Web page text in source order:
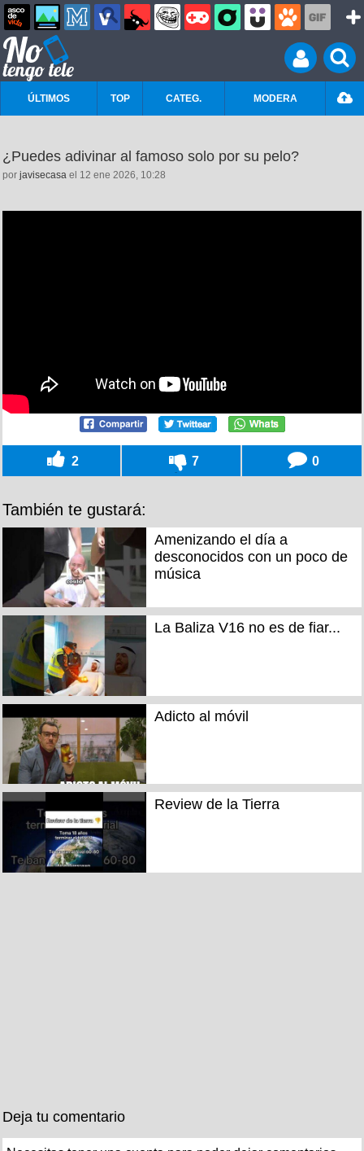
ÚLTIMOS TOP CATEG. MODERA
¿Puedes adivinar al famoso solo por su pelo?
por javisecasa el 12 ene 2026, 10:28
2 7 0
También te gustará:
Amenizando el día a
desconocidos con un poco de
música
La Baliza V16 no es de fiar...
Adicto al móvil
Review de la Tierra
Deja tu comentario